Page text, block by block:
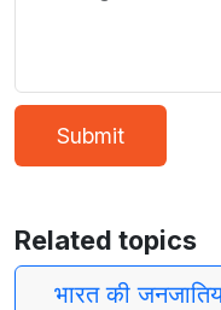
Submit
Related topics
भारत की